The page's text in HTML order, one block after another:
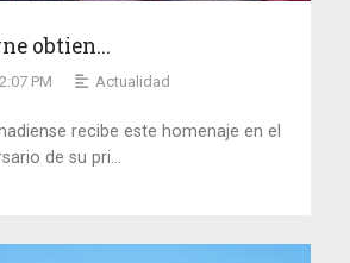
obtien...
PM Actualidad
recibe este homenaje en el
de su pri...